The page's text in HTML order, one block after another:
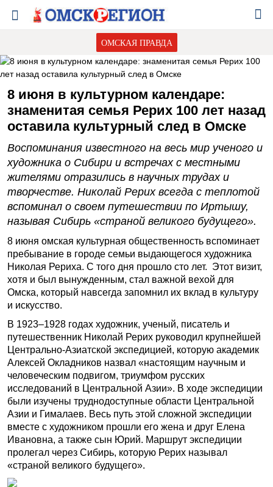
ОМСКАЯ ПРАВДА
8 июня в культурном календаре:
знаменитая семья Рерих 100 лет назад
оставила культурный след в Омске
Воспоминания известного на весь мир ученого и
художника о Сибири и встречах с местными
жителями отразились в научных трудах и
творчестве. Николай Рерих всегда с теплотой
вспоминал о своем путешествии по Иртышу,
называя Сибирь «страной великого будущего».
8 июня омская культурная общественность вспоминает
пребывание в городе семьи выдающегося художника
Николая Рериха. С того дня прошло сто лет. Этот визит,
хотя и был вынужденным, стал важной вехой для
Омска, который навсегда запомнил их вклад в культуру
и искусство.
В 1923–1928 годах художник, ученый, писатель и
путешественник Николай Рерих руководил крупнейшей
Центрально-Азиатской экспедицией, которую академик
Алексей Окладников назвал «настоящим научным и
человеческим подвигом, триумфом русских
исследований в Центральной Азии». В ходе экспедиции
были изучены труднодоступные области Центральной
Азии и Гималаев. Весь путь этой сложной экспедиции
вместе с художником прошли его жена и друг Елена
Ивановна, а также сын Юрий. Маршрут экспедиции
пролегал через Сибирь, которую Рерих называл
«страной великого будущего».